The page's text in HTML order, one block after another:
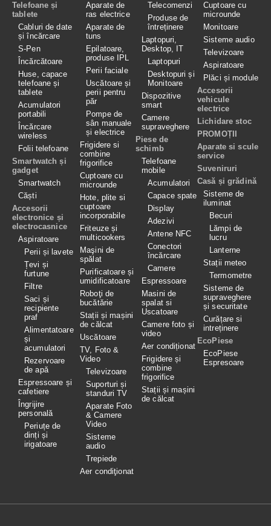
Telefoane și
tablete
Cabluri de date
și încărcare
S-Pen
Încărcătoare
Huse, capace
telefoane și
tablete
Acumulatori
portabili
Încărcare
wireless
Folii telefoane
Smartwatch și
gadget
Smartwatch
Căști
Accesorii
electronice și
electrocasnice
Aspiratoare
Perii și lavete
Țevi și
furtune
Filtre
Saci și
recipiente
praf
Alimentatoare
și
acumulatori
Rezervoare
de apă
Espressoare și
cafetiere
Îngrijire
personală
Periuțe de
dinți și
irigatoare
Aparate de
ras electrice
Aparate de
tuns
Epilatoare,
produse IPL
Perii faciale
Uscătoare și
perii pentru
păr
Pompe de
sân manuale
și electrice
Frigidere si
combine
frigorifice
Cuptoare cu
microunde
Hote, plite si
cuptoare
incorporabile
Friteuze și
multicookers
Maşini de
spălat
Purificatoare și
umidificatoare
Roboţi de
bucătărie
Stații și mașini
de călcat
Uscătoare
TV, Foto &
Video
Televizoare
Suporturi și
standuri TV
Aparate Foto
& Camere
Video
Sisteme
audio
Trepiede
Aer condiţionat
Telecomenzi
Produse de
întreținere
Laptopuri,
Desktop, IT
Laptopuri
Desktopuri și
Monitoare
Dispozitive
smart
Camere
supraveghere
Piese de
schimb
Telefoane
mobile
Acumulatori
Capace spate
Display
Adezivi
Antene NFC
Conectori
încărcare
Camere
Espressoare
Masini de
spalat si
Uscatoare
Camere foto și
video
Aer condiționat
Frigidere și
combine
frigorifice
Stații și mașini
de călcat
Cuptoare cu
microunde
Monitoare
Sisteme audio
Televizoare
Aspiratoare
Plăci și module
Accesorii
vehicule
electrice
Lichidare stoc
PROMOȚII
Aparate si scule
service
Suveniruri
Casă și grădină
Sisteme de
iluminat
Becuri
Lămpi de
lucru
Lanterne
Stații meteo
Termometre
Sisteme de
supraveghere
și securitate
Curățare si
intreținere
EcoPiese
EcoPiese
Espresoare